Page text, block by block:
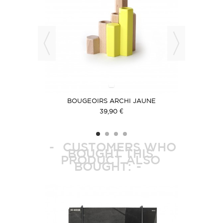
BOUGEOIRS ARCHI JAUNE
39,90 €
CUSTOMERS WHO
BOUGHT THIS
PRODUCT ALSO
BOUGHT: